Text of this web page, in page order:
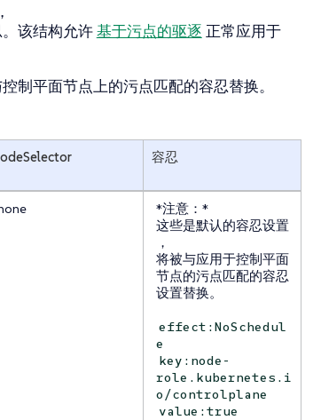
该结构允许基于污点的驱逐 正常应用于
制平面节点上的污点匹配的容忍替换。
容忍
*注意：*
这些是默认的容忍设置
，
将被与应用于控制平面
节点的污点匹配的容忍
设置替换。
effect:NoSchedul
e
key:node-
role.kubernetes.i
o/controlplane
value:true